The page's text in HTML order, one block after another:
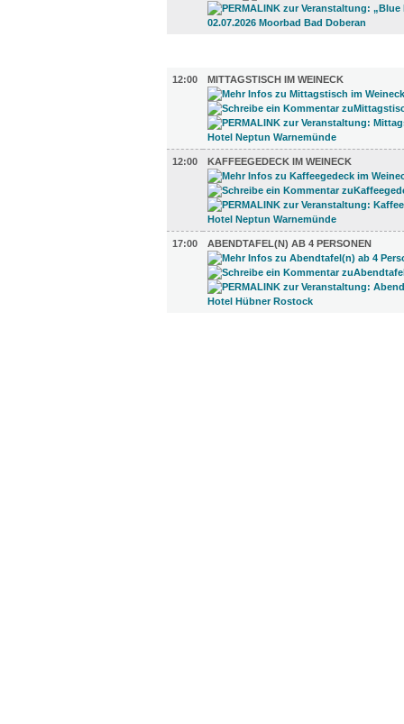
12:00
MITTAGSTISCH IM WEINECK
12:00 KAFFEEGEDECK IM WEINECK
17:00 ABENDTAFEL(N) AB 4 PERSONEN